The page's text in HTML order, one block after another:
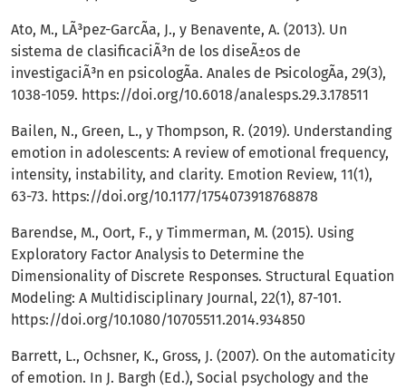
Ato, M., LÃ³pez-GarcÃ­a, J., y Benavente, A. (2013). Un
sistema de clasificaciÃ³n de los diseÃ±os de
investigaciÃ³n en psicologÃ­a. Anales de PsicologÃ­a, 29(3),
1038-1059. https://doi.org/10.6018/analesps.29.3.178511
Bailen, N., Green, L., y Thompson, R. (2019). Understanding
emotion in adolescents: A review of emotional frequency,
intensity, instability, and clarity. Emotion Review, 11(1),
63-73. https://doi.org/10.1177/1754073918768878
Barendse, M., Oort, F., y Timmerman, M. (2015). Using
Exploratory Factor Analysis to Determine the
Dimensionality of Discrete Responses. Structural Equation
Modeling: A Multidisciplinary Journal, 22(1), 87-101.
https://doi.org/10.1080/10705511.2014.934850
Barrett, L., Ochsner, K., Gross, J. (2007). On the automaticity
of emotion. In J. Bargh (Ed.), Social psychology and the